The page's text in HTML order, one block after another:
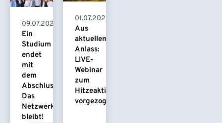
09.07.2026
Ein
Studium
endet
mit
dem
Abschluss.
Das
Netzwerk
bleibt!
01.07.2026
Aus
aktuellem
Anlass:
LIVE-
Webinar
zum
Hitzeaktionsplan
vorgezogen